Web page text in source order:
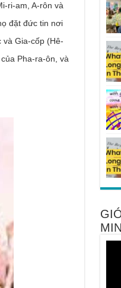
ri-am, A-rôn và
đặt đức tin nơi
Gia-cốp (Hê-
Pha-ra-ôn, và